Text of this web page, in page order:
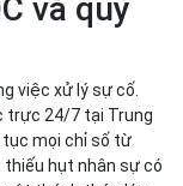
việc xử lý sự cố.
trực 24/7 tại Trung
tục mọi chỉ số từ
hụt nhân sự có
một thách thức lớn